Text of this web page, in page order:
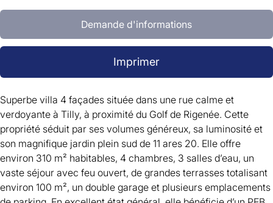
Demande d'informations
Imprimer
Superbe villa 4 façades située dans une rue calme et
verdoyante à Tilly, à proximité du Golf de Rigenée. Cette
propriété séduit par ses volumes généreux, sa luminosité et
son magnifique jardin plein sud de 11 ares 20. Elle offre
environ 310 m² habitables, 4 chambres, 3 salles d’eau, un
vaste séjour avec feu ouvert, de grandes terrasses totalisant
environ 100 m², un double garage et plusieurs emplacements